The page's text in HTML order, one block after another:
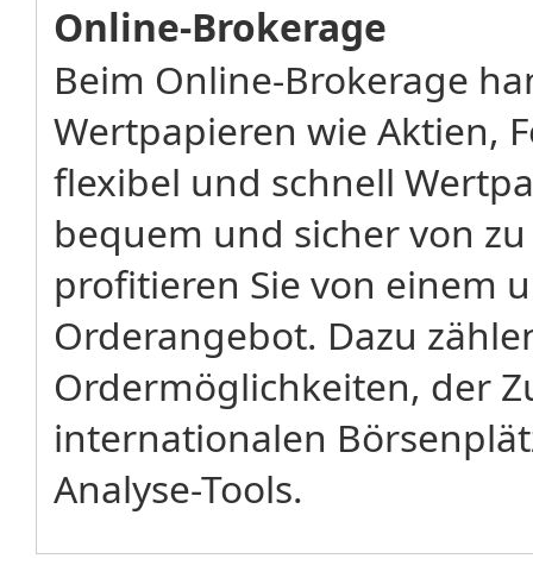
Online-Brokerage
Beim Online-Brokerage
Wertpapieren wie Aktien,
flexibel und schnell
bequem und sicher von
profitieren Sie von einem
Orderangebot. Dazu
Ordermöglichkeiten, der
internationalen
Analyse-Tools.